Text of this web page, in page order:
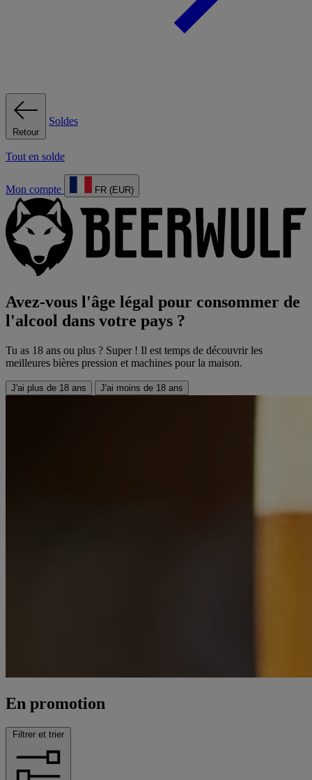
Retour
Soldes
Tout en solde
Mon compte FR (EUR)
Avez-vous l'âge légal pour consommer de
l'alcool dans votre pays ?
Tu as 18 ans ou plus ? Super ! Il est temps de découvrir les
meilleures bières pression et machines pour la maison.
J'ai plus de 18 ans J'ai moins de 18 ans
En promotion
Filtrer et trier